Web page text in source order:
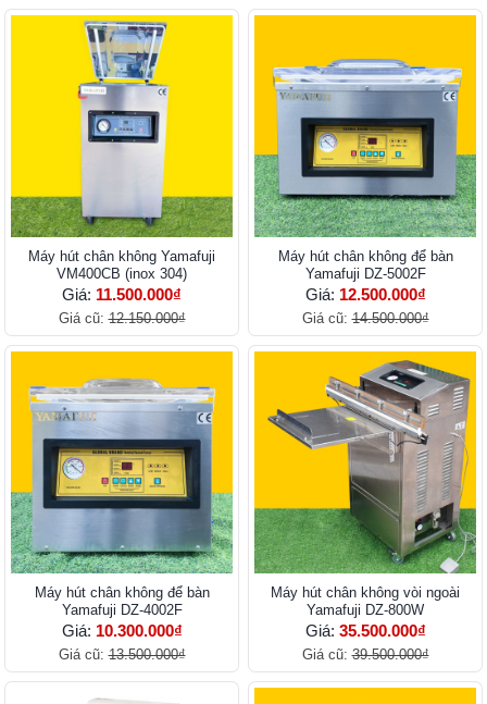
Máy hút chân không Yamafuji
VM400CB (inox 304)
Giá: 11.500.000₫
Giá cũ:12.150.000₫
Máy hút chân không để bàn
Yamafuji DZ-5002F
Giá: 12.500.000₫
Giá cũ:14.500.000₫
Máy hút chân không để bàn
Yamafuji DZ-4002F
Giá: 10.300.000₫
Giá cũ:13.500.000₫
Máy hút chân không vòi ngoài
Yamafuji DZ-800W
Giá: 35.500.000₫
Giá cũ:39.500.000₫